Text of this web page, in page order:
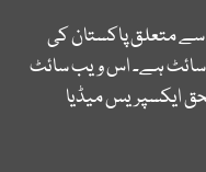
سے متعلق پاکستان کی
سائٹ ہے۔ اس ویب سائٹ
ایکسپریس میڈیا